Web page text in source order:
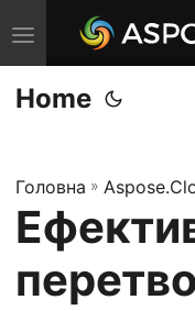
T
o
g
e
n
v
Home
Головна »